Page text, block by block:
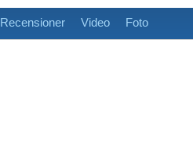
Recensioner Video Foto